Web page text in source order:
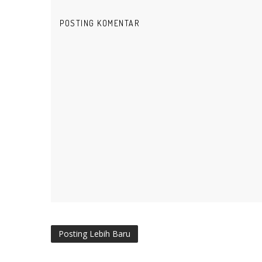
POSTING KOMENTAR
Posting Lebih Baru